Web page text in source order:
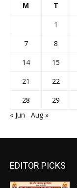
M T
1
7
8
14
15
21
22
28
29
« Jun
Aug »
EDITOR PICKS